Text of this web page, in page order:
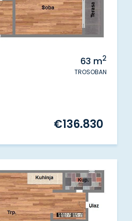
63 m2
TROSOBAN
€136.830